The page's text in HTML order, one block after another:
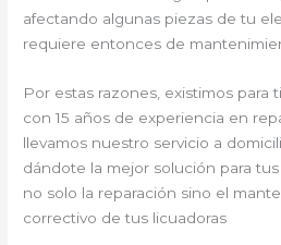
afectando algunas piezas de tu
requiere entonces de
Por estas razones, existimos para
con 15 años de experiencia en
llevamos nuestro servicio a
dándote la mejor solución para
no solo la reparación sino el
correctivo de tus licuadoras